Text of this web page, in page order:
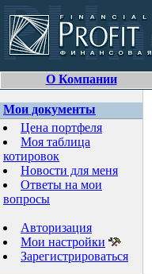
О Компании
Мои документы
Цена портфеля
Моя таблица
котировок
Новости для меня
Ответы на мои
вопросы
Авторизация
Мои настройки
Зарегистрироваться